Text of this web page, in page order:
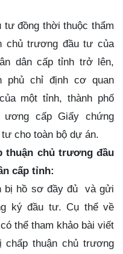
đồng thời thuộc thẩm
chủ trương đầu tư của
dân cấp tỉnh trở lên,
phủ chỉ định cơ quan
một tỉnh, thành phố
cấp Giấy chứng
cho toàn bộ dự án.
thuận chủ trương đầu
cấp tỉnh:
bị hồ sơ đầy đủ và gửi
ký đầu tư. Cụ thể về
thể tham khảo bài viết
thuận chủ trương